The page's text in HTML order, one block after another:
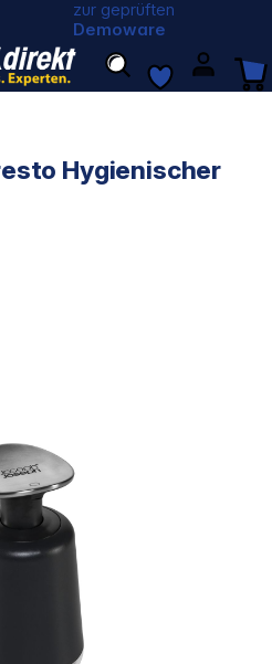
zur geprüften
Demoware
Hygienischer